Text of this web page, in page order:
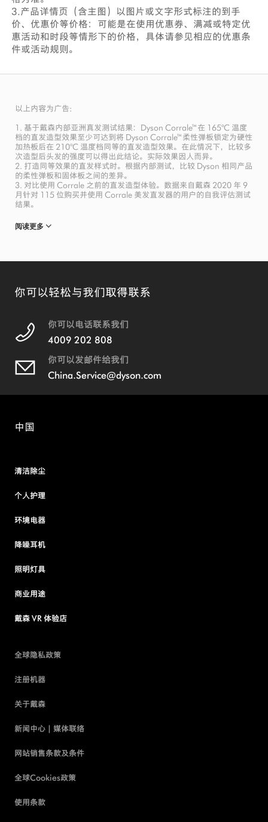
3.产品详情页（含主图）以图片或文字形式标注的到手
价、优惠价等价格：可能是在使用优惠券、满减或特定优
惠活动和时段等情形下的价格，具体请参见相应的优惠条
件或活动规则。
以上内容为广告:
1. 基于戴森内部亚洲真发测试结果：Dyson Corrale™ 在 165°C 温度
档的直发造型效果至少可达到将 Dyson Corrale™ 柔性弹板锁定为硬性
加热板后在 210°C 温度档同等的直发造型效果。在此情况下，比较多
次造型后头发的强度可以得出此结论。实际效果因人而异。
2. 打造同等效果的直发样式时。根据内部测试，比较 Dyson 相同产品
的柔性弹板和固体板之间的差异。
3. 对比使用 Corrale 之前的直发造型体验。数据来自戴森 2020 年 9
月针对 115 位购买并使用 Corrale 美发直发器的用户的自我评估测试
结果。
阅读更多
你可以轻松与我们取得联系
你可以电话联系我们
4009 202 808
你可以发邮件给我们
China.Service@dyson.com
中国
清洁除尘
个人护理
环境电器
降噪耳机
照明灯具
商业用途
戴森 VR 体验店
全球隐私政策
注册机器
关于戴森
新闻中心 | 媒体联络
网站销售条款及条件
全球Cookies政策
使用条款